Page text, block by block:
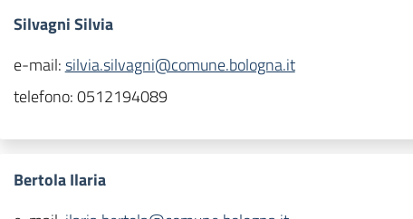
Silvagni Silvia
e-mail:silvia.silvagni@comune.bologna.it
telefono:0512194089
Bertola Ilaria